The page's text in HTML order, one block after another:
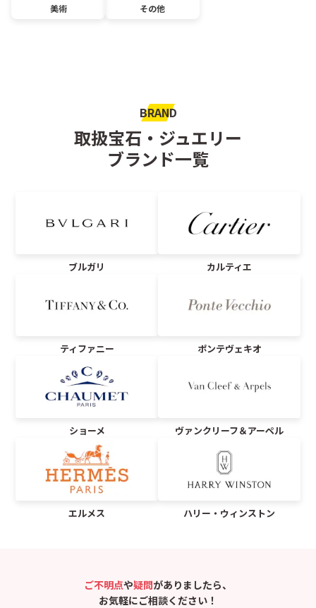
美術 その他
BRAND
取扱宝石・ジュエリー
ブランド一覧
ブルガリ カルティエ
ティファニー ポンテヴェキオ
ショーメ ヴァンクリーフ＆アーペル
エルメス ハリー・ウィンストン
ご不明点や疑問がありましたら、
お気軽にご相談ください！